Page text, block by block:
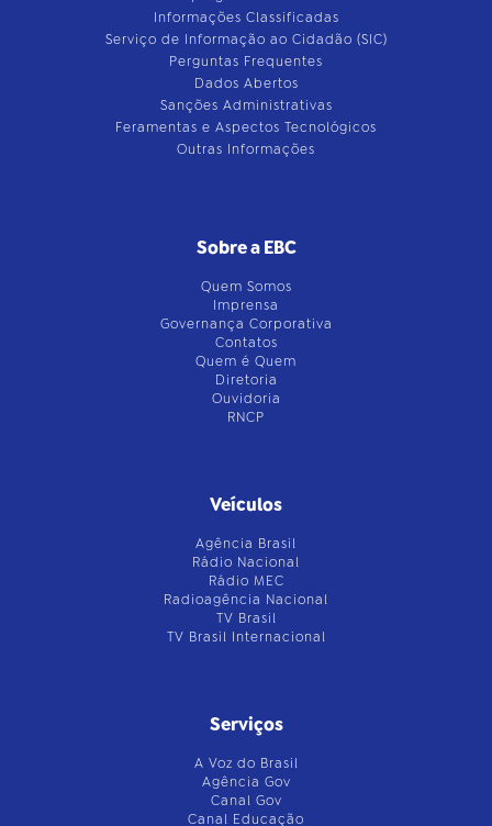
Informações Classificadas
Serviço de Informação ao Cidadão (SIC)
Perguntas Frequentes
Dados Abertos
Sanções Administrativas
Feramentas e Aspectos Tecnológicos
Outras Informações
Sobre a EBC
Quem Somos
Imprensa
Governança Corporativa
Contatos
Quem é Quem
Diretoria
Ouvidoria
RNCP
Veículos
Agência Brasil
Rádio Nacional
Rádio MEC
Radioagência Nacional
TV Brasil
TV Brasil Internacional
Serviços
A Voz do Brasil
Agência Gov
Canal Gov
Canal Educação